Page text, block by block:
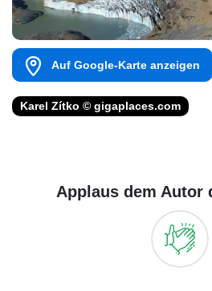
Auf Google-Karte anzeigen
Karel Zítko © gigaplaces.com
Applaus dem Autor